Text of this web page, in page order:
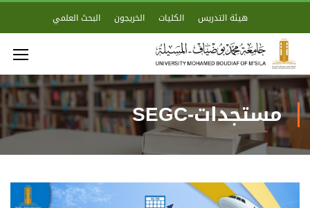
هيئة التدريس الكليات الخريجون البحث العلمي
مستجدات-SEGC